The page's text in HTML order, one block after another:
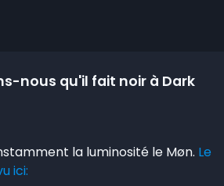
nous qu'il fait noir à Dark
la luminosité le Møn. Le
ici: